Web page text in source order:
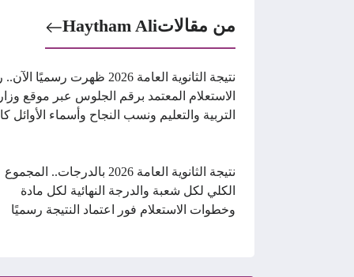
من مقالاتHaytham Ali
نتيجة الثانوية العامة 2026 ظهرت رسميًا
الاستعلام المعتمد برقم الجلوس عبر موقع
التربية والتعليم ونسب النجاح وأسماء الأوائل
نتيجة الثانوية العامة 2026 بالدرجات.. المجموع
الكلي لكل شعبة والدرجة النهائية لكل مادة
وخطوات الاستعلام فور اعتماد النتيجة رسميًا